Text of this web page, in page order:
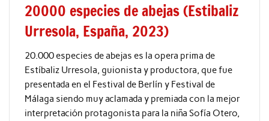
20000 especies de abejas (Estibaliz
Urresola, España, 2023)
20.000 especies de abejas es la opera prima de
Estíbaliz Urresola, guionista y productora, que fue
presentada en el Festival de Berlín y Festival de
Málaga siendo muy aclamada y premiada con la mejor
interpretación protagonista para la niña Sofía Otero,